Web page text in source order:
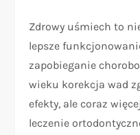
Zdrowy uśmiech to
lepsze
zapobieganie
wieku korekcja wad
efekty, ale coraz
leczenie